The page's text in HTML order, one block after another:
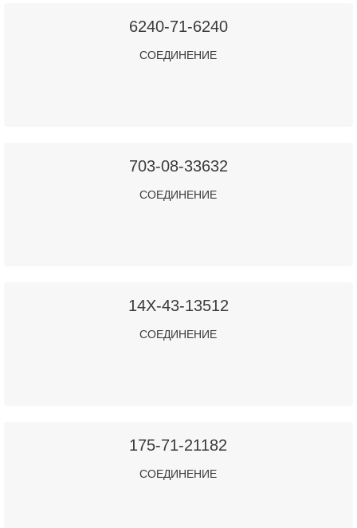
6240-71-6240
СОЕДИНЕНИЕ
703-08-33632
СОЕДИНЕНИЕ
14X-43-13512
СОЕДИНЕНИЕ
175-71-21182
СОЕДИНЕНИЕ